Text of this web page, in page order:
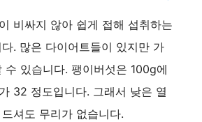
비싸지 않아 쉽게 접해 섭취하는
. 많은 다이어트들이 있지만 가
수 있습니다. 팽이버섯은 100g에
32 정도입니다. 그래서 낮은 열
셔도 무리가 없습니다.